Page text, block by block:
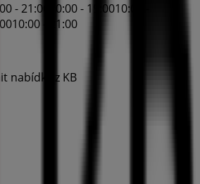
- 21:00 10:00 - 19:0010:00 -
10:00 - 21:00
nabídky z KB